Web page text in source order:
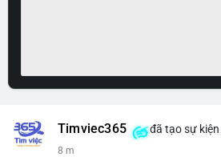
Timviec365 đã tạo sự kiện
8 m